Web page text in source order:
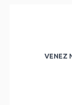
VENEZ